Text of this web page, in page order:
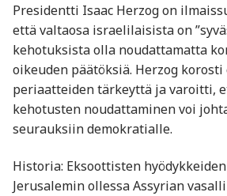
Presidentti Isaac Herzog on
että valtaosa israelilaisista on
kehotuksista olla noudattamatta
oikeuden päätöksiä. Herzog
periaatteiden tärkeyttä ja varoitti,
kehotusten noudattaminen voi
seurauksiin demokratialle.
Historia: Eksoottisten
Jerusalemin ollessa Assyrian